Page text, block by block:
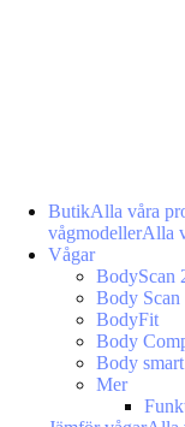
ButikAlla våra
vågmodellerAlla
Vågar
BodyScan
Body Scan
BodyFit
Body
Body smart
Mer